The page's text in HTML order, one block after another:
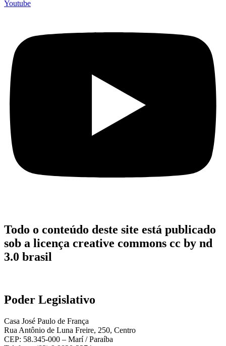
Youtube
Todo o conteúdo deste site está publicado
sob a licença creative commons cc by nd
3.0 brasil
Poder Legislativo
Casa José Paulo de França
Rua Antônio de Luna Freire, 250, Centro
CEP: 58.345-000 – Marí / Paraíba